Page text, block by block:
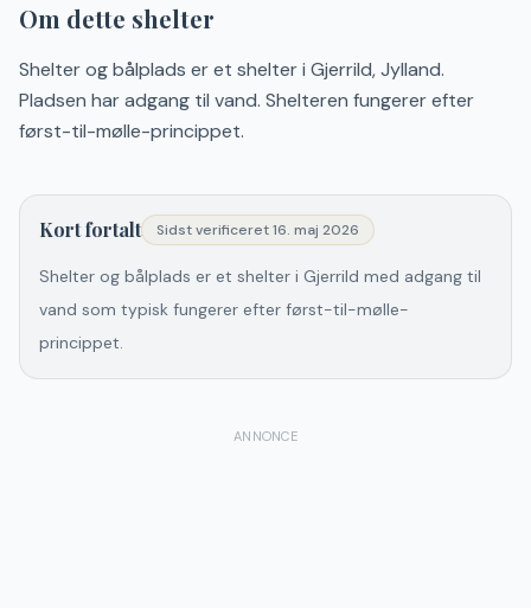
Om dette shelter
Shelter og bålplads er et shelter i Gjerrild, Jylland.
Pladsen har adgang til vand. Shelteren fungerer efter
først-til-mølle-princippet.
Kort fortalt Sidst verificeret16. maj 2026
Shelter og bålplads er et shelter i Gjerrild med adgang til
vand som typisk fungerer efter først-til-mølle-
princippet.
ANNONCE